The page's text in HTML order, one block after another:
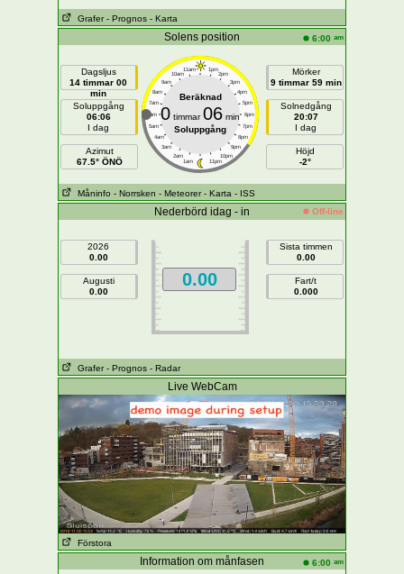
Grafer - Prognos - Karta
Solens position 6:00 am
Dagsljus
14 timmar 00
min
Soluppgång
06:06
I dag
Azimut
67.5° ÖNÖ
11am 1pm
10am 2pm
9am 3pm
8am 4pm
7am 5pm
6am 6pm
5am 7pm
4am 8pm
3am 9pm
2am 10pm
1am 11pm
Beräknad
0 timmar06 min
Soluppgång
Mörker
9 timmar 59 min
Solnedgång
20:07
I dag
Höjd
-2°
Måninfo - Norrsken - Meteorer - Karta - ISS
Nederbörd idag - in Off-line
2026
0.00
Augusti
0.00
0.00
Sista timmen
0.00
Fart/t
0.000
Grafer - Prognos - Radar
Live WebCam
Förstora
Information om månfasen 6:00 am